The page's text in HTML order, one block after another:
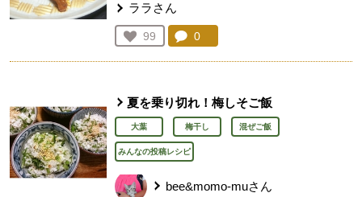
ララさん
お気に入り登録：
99
人が登録
コメント：
0
夏を乗り切れ！梅しそご飯
大葉 梅干し 混ぜご飯
みんなの投稿レシピ
bee&momo-muさん